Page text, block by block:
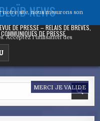
NEWS
DE PRESSE – RELAIS DE BRÈVES,
DE PRESSE
notre site, nous mesurons son
Acceptez l’utilisation des
MERCI JE VALIDE